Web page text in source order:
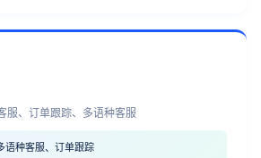
服、订单跟踪、多语种客服
语种客服、订单跟踪